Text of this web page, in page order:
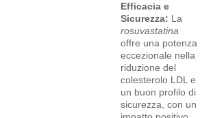
Efficacia e
Sicurezza: La
rosuvastatina
offre una potenza
eccezionale nella
riduzione del
colesterolo LDL e
un buon profilo di
sicurezza, con un